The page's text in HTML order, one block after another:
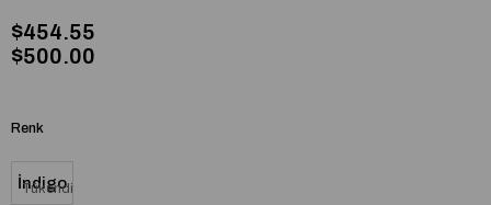
$454.55
$500.00
Renk
Tükendi
İndigo